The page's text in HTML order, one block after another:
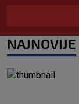
NAJNOVIJE